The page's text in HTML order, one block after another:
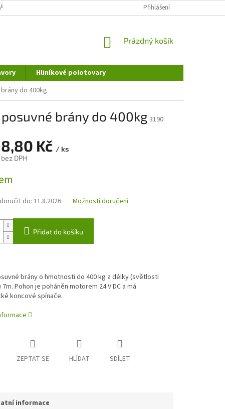
OSOBNÍCH ÚDAJŮ REKLAMAČNÍ ŘÁD
Přihlášení
NÁKUPNÍ
Prázdný košík
Hliníkové polotovary
do 400kg
brány do 400kg 3190
Kč / ks
DPH
do: 11.8.2026 Možnosti doručení
Přidat do košíku
brány o hmotnosti do 400 kg a délky (světlosti
Pohon je poháněn motorem 24 V DC a má
koncové spínače.
ZEPTAT SE HLÍDAT SDÍLET
informace